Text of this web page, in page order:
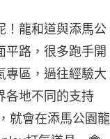
！龍和道與添馬公
平路，很多跑手開
專區，過往經驗大
各地不同的支持
，就會在添馬公園龍